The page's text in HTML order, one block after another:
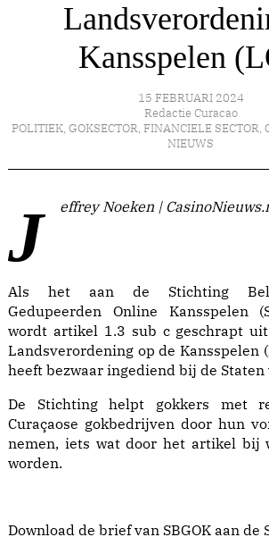
Kansspelen
15 FEBRUARI 2024
Redactie Curacao
POLITIEK, GOKSECTOR, FINANCIELE SECTOR,
NIEUWS
Jeffrey Noeken |
Als het aan de Stichting
Gedupeerden Online Kansspelen
wordt artikel 1.3 sub c geschrapt
Landsverordening op de Kansspelen
heeft bezwaar ingediend bij de Staten
De Stichting helpt gokkers met
Curaçaose gokbedrijven door hun
nemen, iets wat door het artikel bij
worden.
Download de brief van SBGOK aan de